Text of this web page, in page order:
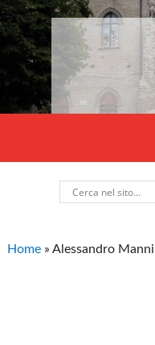
Home »Alessandro Manni